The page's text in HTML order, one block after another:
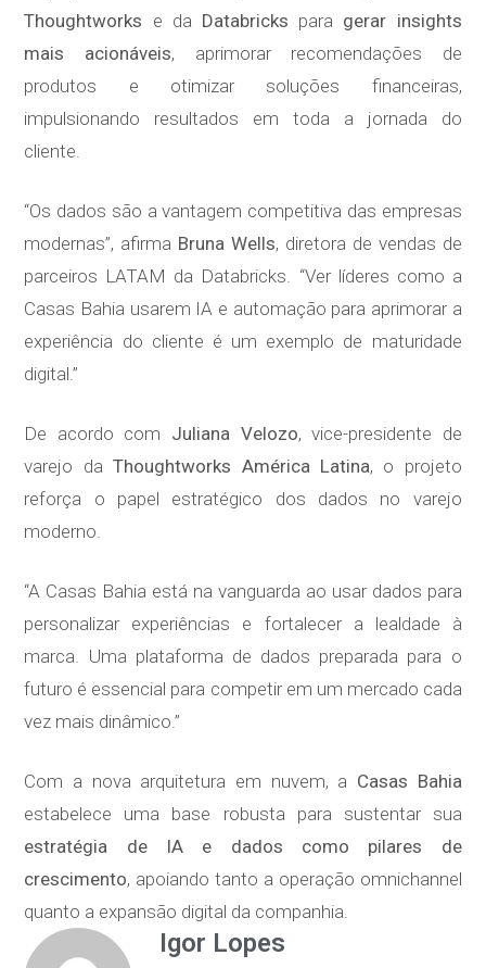
Thoughtworks e da Databricks para gerar insights
mais acionáveis, aprimorar recomendações de
produtos e otimizar soluções financeiras,
impulsionando resultados em toda a jornada do
cliente.
“Os dados são a vantagem competitiva das empresas
modernas”, afirma Bruna Wells, diretora de vendas de
parceiros LATAM da Databricks. “Ver líderes como a
Casas Bahia usarem IA e automação para aprimorar a
experiência do cliente é um exemplo de maturidade
digital.”
De acordo com Juliana Velozo, vice-presidente de
varejo daThoughtworks América Latina, o projeto
reforça o papel estratégico dos dados no varejo
moderno.
“A Casas Bahia está na vanguarda ao usar dados para
personalizar experiências e fortalecer a lealdade à
marca. Uma plataforma de dados preparada para o
futuro é essencial para competir em um mercado cada
vez mais dinâmico.”
Com a nova arquitetura em nuvem, a Casas Bahia
estabelece uma base robusta para sustentar sua
estratégia de IA e dados como pilares de
crescimento, apoiando tanto a operação omnichannel
quanto a expansão digital da companhia.
Igor Lopes